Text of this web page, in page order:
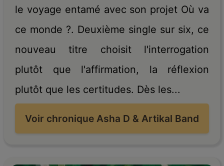
le voyage entamé avec son projet Où va
ce monde ?. Deuxième single sur six, ce
nouveau titre choisit l'interrogation
plutôt que l'affirmation, la réflexion
plutôt que les certitudes. Dès les...
Voir chronique Asha D & Artikal Band